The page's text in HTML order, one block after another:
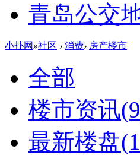
青岛公交
小扑网 »社区 › 消费› 房产楼市
全部
楼市资讯
最新楼盘